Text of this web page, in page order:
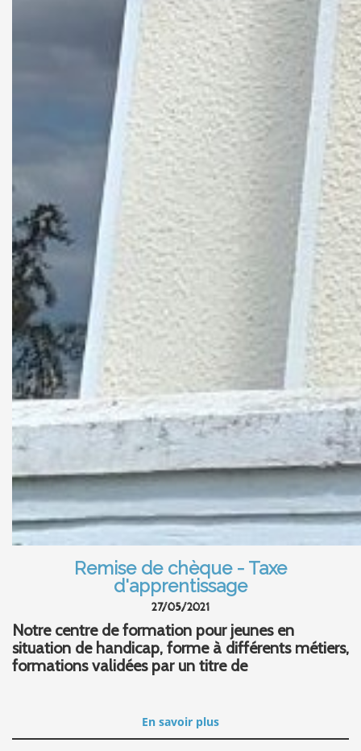
Remise de chèque - Taxe
d'apprentissage
27/05/2021
Notre centre de formation pour jeunes en
situation de handicap, forme à différents métiers,
formations validées par un titre de
En savoir plus